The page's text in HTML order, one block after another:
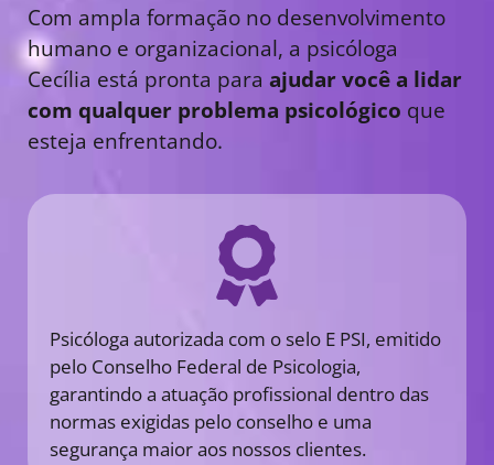
Com ampla formação no desenvolvimento
humano e organizacional, a psicóloga
Cecília está pronta para ajudar você a lidar
com qualquer problema psicológico que
esteja enfrentando.
Psicóloga autorizada com o selo E PSI, emitido
pelo Conselho Federal de Psicologia,
garantindo a atuação profissional dentro das
normas exigidas pelo conselho e uma
segurança maior aos nossos clientes.